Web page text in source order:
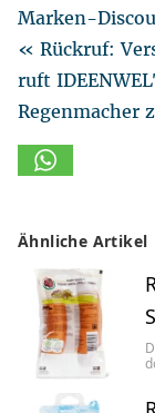
Marken-
« Rückruf:
ruft
Regenmacher
Ähnliche Artikel